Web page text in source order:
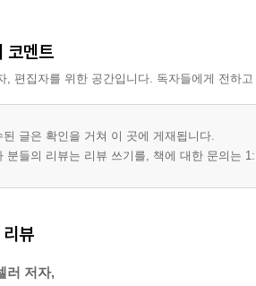
코멘트
, 편집자를 위한 공간입니다. 독자들에게 전하
된 글은 확인을 거쳐 이 곳에 게재됩니다.
분들의 리뷰는 리뷰 쓰기를, 책에 대한 문의는
뷰
러 저자,